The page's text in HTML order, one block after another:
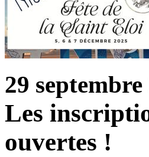
29 septembre
Les
ouvertes !